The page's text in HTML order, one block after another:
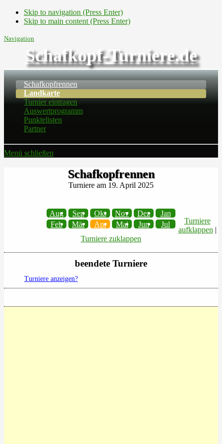
Skip to navigation (Press Enter)
Skip to main content (Press Enter)
Navigation
Schafkopf-Turniere.de
Schafkopfrennen
Landkarte
Turnier eintragen
Auswertprogramm
Punktelisten
Partner
Menü schließen
Schafkopfrennen
Turniere am 19. April 2025
Aug Sep Okt Nov Dez
Jan
Feb
Mär Apr Mai Jun Jul
Turniere
aufklappen |
Turniere zuklappen
beendete Turniere
Turniere anzeigen?